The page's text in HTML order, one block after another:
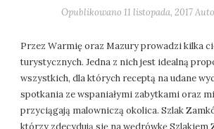
Opublikowano 11 listopada, 2017
Przez Warmię oraz Mazury prowadzi kilka
turystycznych. Jedna z nich jest idealną
wszystkich, dla których receptą na udane
spotkania ze wspaniałymi zabytkami oraz
przyciągają malowniczą okolica. Szlak
którzy zdecydują się na wędrówkę Szlakiem